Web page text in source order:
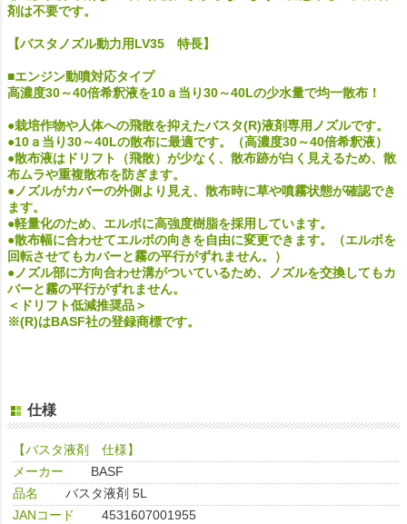
剤は不要です。
【バスタノズル動力用LV35 特長】
■エンジン動噴対応タイプ
高濃度30～40倍希釈液を10ａ当り30～40Lの少水量で均一散布！
●栽培作物や人体への飛散を抑えたバスタ(R)液剤専用ノズルです。
●10ａ当り30～40Lの散布に最適です。（高濃度30～40倍希釈液）
●散布液はドリフト（飛散）が少なく、散布跡が白く見えるため、散
布ムラや重複散布を防ぎます。
●ノズルがカバーの外側より見え、散布時に草や噴霧状態が確認でき
ます。
●軽量化のため、エルボに高強度樹脂を採用しています。
●散布幅に合わせてエルボの向きを自由に変更できます。（エルボを
回転させてもカバーと霧の平行がずれません。）
●ノズル部に方向合わせ溝がついているため、ノズルを交換してもカ
バーと霧の平行がずれません。
＜ドリフト低減推奨品＞
※(R)はBASF社の登録商標です。
仕様
【バスタ液剤 仕様】
メーカー
BASF
品名
バスタ液剤 5L
JANコード
4531607001955